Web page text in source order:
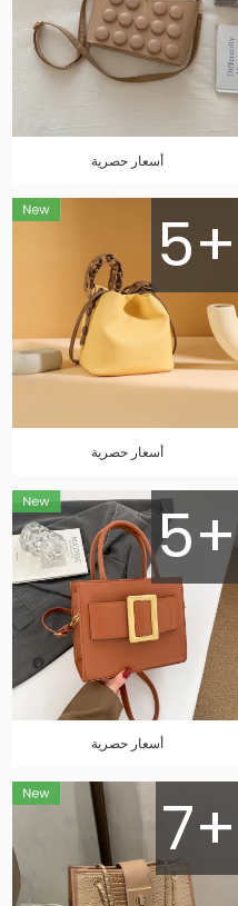
أسعار حصرية
5+
أسعار حصرية
5+
أسعار حصرية
7+